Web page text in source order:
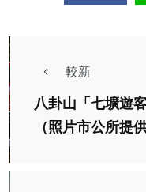
較新
八卦山「七壙遊
（照片市公所提供